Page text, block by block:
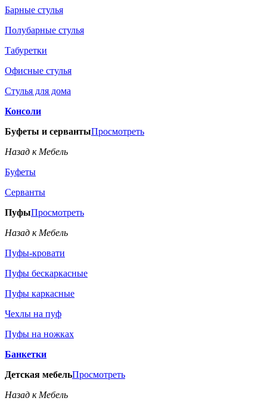
Барные стулья
Полубарные стулья
Табуретки
Офисные стулья
Стулья для дома
Консоли
Буфеты и сервантыПросмотреть
Назад к Мебель
Буфеты
Серванты
ПуфыПросмотреть
Назад к Мебель
Пуфы-кровати
Пуфы бескаркасные
Пуфы каркасные
Чехлы на пуф
Пуфы на ножках
Банкетки
Детская мебельПросмотреть
Назад к Мебель